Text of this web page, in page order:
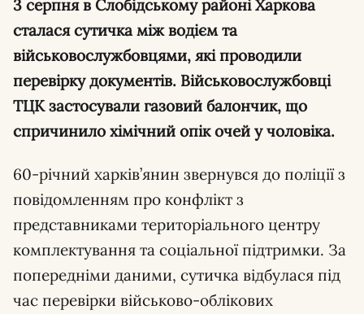
3 серпня в Слобідському районі Харкова
сталася сутичка між водієм та
військовослужбовцями, які проводили
перевірку документів. Військовослужбовці
ТЦК застосували газовий балончик, що
спричинило хімічний опік очей у чоловіка.
60-річний харків’янин звернувся до поліції з
повідомленням про конфлікт з
представниками територіального центру
комплектування та соціальної підтримки. За
попередніми даними, сутичка відбулася під
час перевірки військово-облікових